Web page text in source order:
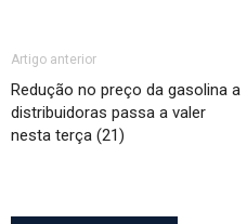
Artigo anterior
Redução no preço da gasolina a
distribuidoras passa a valer
nesta terça (21)